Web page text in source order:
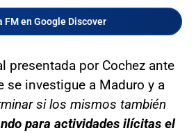
FM en Google Discover
presentada por Cochez ante
se investigue a Maduro y a
si los mismos también
para actividades ilícitas el